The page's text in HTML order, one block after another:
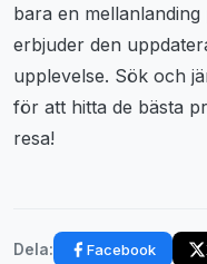
bara en
erbjuder den
upplevelse. Sök och
för att hitta de bästa
resa!
Dela: Facebook